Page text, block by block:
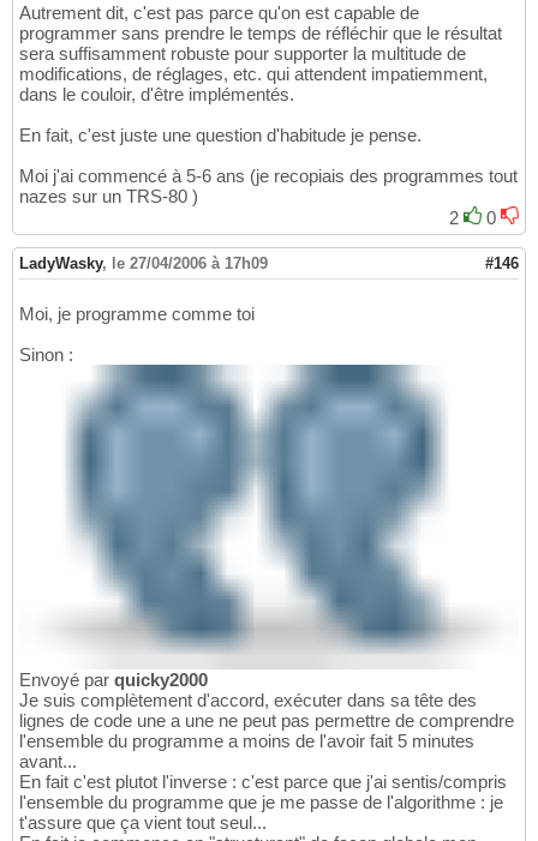
Autrement dit, c'est pas parce qu'on est capable de
programmer sans prendre le temps de réfléchir que le résultat
sera suffisamment robuste pour supporter la multitude de
modifications, de réglages, etc. qui attendent impatiemment,
dans le couloir, d'être implémentés.
En fait, c'est juste une question d'habitude je pense.
Moi j'ai commencé à 5-6 ans (je recopiais des programmes tout
nazes sur un TRS-80 )
2
0
LadyWasky, le 27/04/2006 à 17h09 #146
Moi, je programme comme toi
Sinon :
Envoyé par quicky2000
Je suis complètement d'accord, exécuter dans sa tête des
lignes de code une a une ne peut pas permettre de comprendre
l'ensemble du programme a moins de l'avoir fait 5 minutes
avant...
En fait c'est plutot l'inverse : c'est parce que j'ai sentis/compris
l'ensemble du programme que je me passe de l'algorithme : je
t'assure que ça vient tout seul...